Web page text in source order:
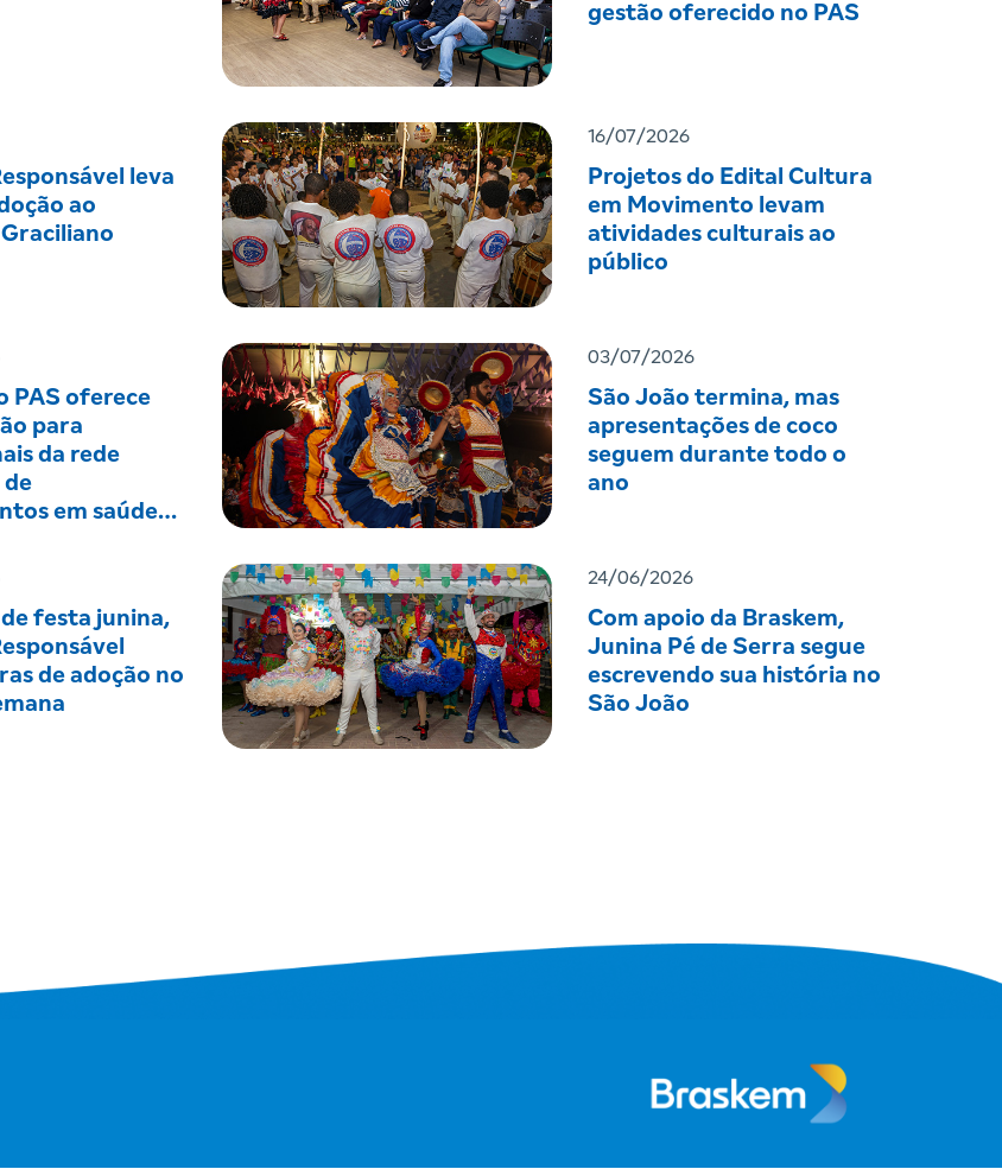
gestão oferecido no PAS
leva
ao
16/07/2026
Projetos do Edital Cultura
em Movimento levam
atividades culturais ao
público
PAS oferece
para
da rede
de
em saúde
03/07/2026
São João termina, mas
apresentações de coco
seguem durante todo o
ano
festa junina,
de adoção no
24/06/2026
Com apoio da Braskem,
Junina Pé de Serra segue
escrevendo sua história no
São João